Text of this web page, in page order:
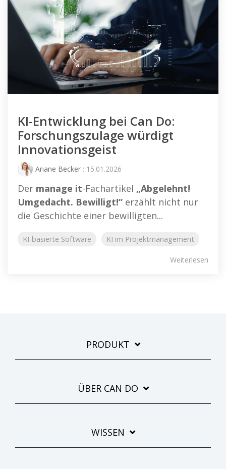
KI-Entwicklung bei Can Do:
Forschungszulage würdigt
Innovationsgeist
Ariane Becker : 15.01.2026
Der manage it-Fachartikel „Abgelehnt!
Umgedacht. Bewilligt!“ erzählt nicht nur
die Geschichte einer bewilligten...
KI-basierte Software KI im Projektmanagement
Weiterlesen
PRODUKT
ÜBER CAN DO
WISSEN